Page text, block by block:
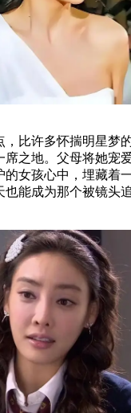
，比许多怀揣明星梦
席之地。父母将她宠
的女孩心中，埋藏
也能成为那个被镜头